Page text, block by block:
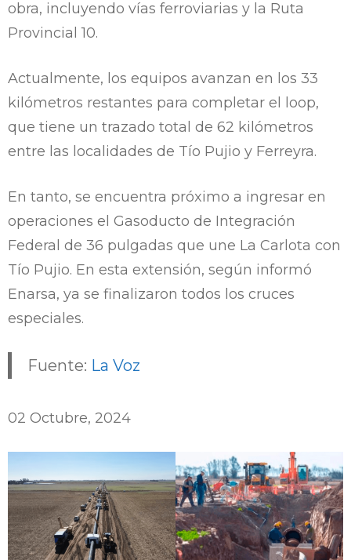
obra, incluyendo vías ferroviarias y la Ruta
Provincial 10.
Actualmente, los equipos avanzan en los 33
kilómetros restantes para completar el loop,
que tiene un trazado total de 62 kilómetros
entre las localidades de Tío Pujio y Ferreyra.
En tanto, se encuentra próximo a ingresar en
operaciones el Gasoducto de Integración
Federal de 36 pulgadas que une La Carlota con
Tío Pujio. En esta extensión, según informó
Enarsa, ya se finalizaron todos los cruces
especiales.
Fuente: La Voz
02 Octubre, 2024